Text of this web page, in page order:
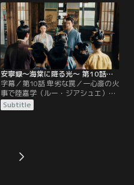
され詳細を調査。羅宜寧の母親が賊
に襲われて産んだという証言を得て
彼女と自分との間に血の繋がりがな
いことを知る。
安寧録～海棠に降る光～ 第10話／字幕
字幕／第10話 卑劣な罠／一心斎の火
事で陸嘉学（ルー・ジアシュエ）を
脅かす証拠も燃えたと考えた程琅
（チョン・ラン）は羅（ルオ）家を
が起こる。彼女は運よく羅慎遠（ル
オ・シェンユエン）に助けられる
Subtitle